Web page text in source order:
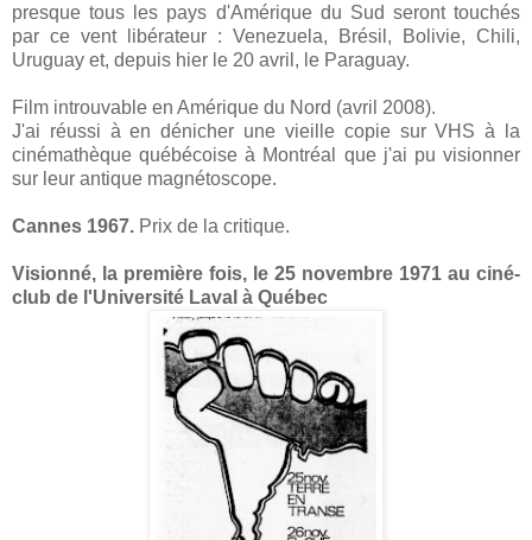
presque tous les pays d'Amérique du Sud seront touchés
par ce vent libérateur : Venezuela, Brésil, Bolivie, Chili,
Uruguay et, depuis hier le 20 avril, le Paraguay.
Film introuvable en Amérique du Nord (avril 2008).
J'ai réussi à en dénicher une vieille copie sur VHS à la
cinémathèque québécoise à Montréal que j'ai pu visionner
sur leur antique magnétoscope.
Cannes 1967. Prix de la critique.
Visionné, la première fois, le 25 novembre 1971 au ciné-
club de l'Université Laval à Québec